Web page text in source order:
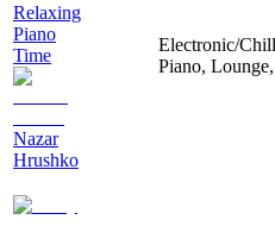
Relaxing
Piano
Time
Nazar
Hrushko
Electronic/
Piano,